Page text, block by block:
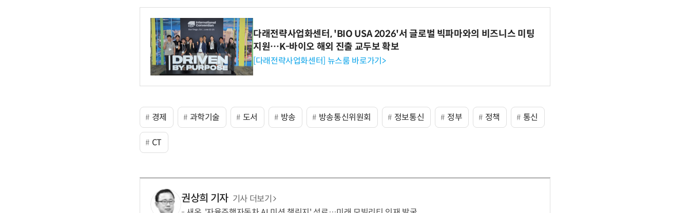
다래전략사업화센터, 'BIO USA 2026'서 글로벌 빅파마와의 비즈니스 미팅
지원…K-바이오 해외 진출 교두보 확보
[다래전략사업화센터] 뉴스룸 바로가기>
경제 과학기술 도서 방송 방송통신위원회 정보통신 정부 정책 통신
CT
권상희 기자 기사 더보기